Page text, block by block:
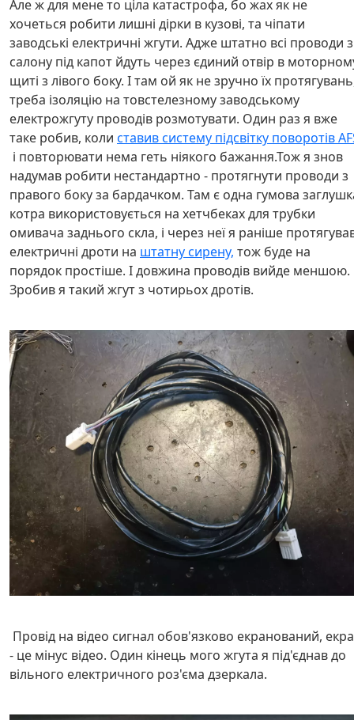
Але ж для мене то ціла катастрофа, бо жах як не
хочеться робити лишні дірки в кузові, та чіпати
заводські електричні жгути. Адже штатно всі проводи з
салону під капот йдуть через єдиний отвір в
щиті з лівого боку. І там ой як не зручно їх
треба ізоляцію на товстелезному заводському
електрожгуту проводів розмотувати. Один раз я вже
таке робив, коли ставив систему підсвітку поворотів
і повторювати нема геть ніякого бажання.Тож я знов
надумав робити нестандартно - протягнути проводи з
правого боку за бардачком. Там є одна гумова
котра використовується на хетчбеках для трубки
омивача заднього скла, і через неї я раніше
електричні дроти на штатну сирену, тож буде на
порядок простіше. І довжина проводів вийде меншою.
Зробив я такий жгут з чотирьох дротів.
Провід на відео сигнал обов'язково екранований,
- це мінус відео. Один кінець мого жгута я під'єднав до
вільного електричного роз'єма дзеркала.